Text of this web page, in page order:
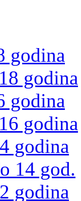
godina
godina
godina
godina
godina
14 god.
godina